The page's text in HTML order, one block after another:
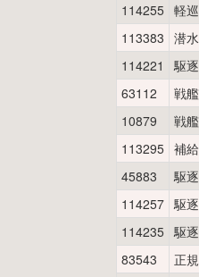
114255 軽巡
113383 潜
114221
駆
63112
戦艦
10879
戦艦
113295 補
45883
駆
114257 駆
114235 駆
83543
正